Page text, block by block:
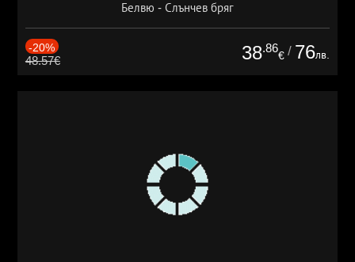
Белвю - Слънчев бряг
-20%
48.57€ 38.86
€ / 76лв.